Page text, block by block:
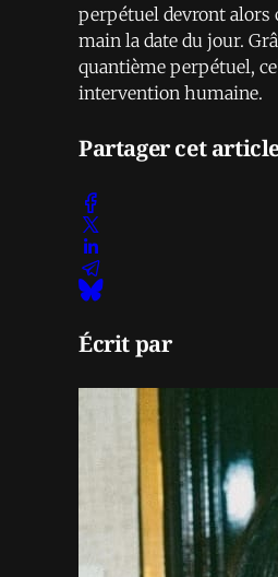
perpétuel devront alors
main la date du jour.
quantième perpétuel, ce
intervention humaine.
Partager cet
Écrit par